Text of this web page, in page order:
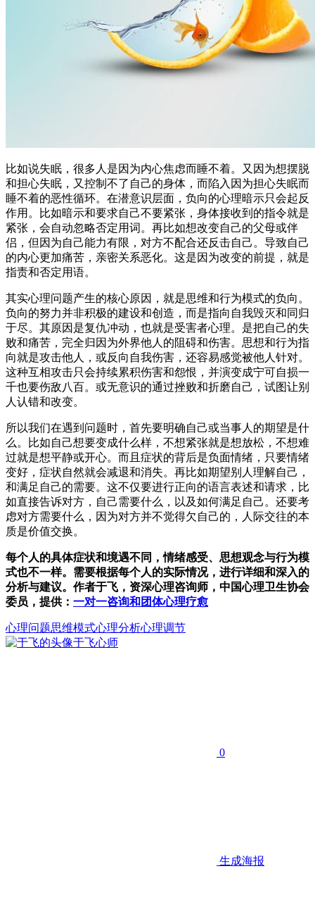
比如说失眠，很多人是因为内心焦虑而睡不着。又因为想摆脱
和担心失眠，又控制不了自己的身体，而陷入因为担心失眠而
睡不着的恶性循环。在潜意识层面，负向的心理暗示只会起反
作用。比如暗示和要求自己不要紧张，身体接收到的指令就是
紧张，会自动忽略否定用词。再比如想改变自己的父母或伴
侣，但因为自己能力有限，对方不配合还反击自己。导致自己
的内心更加痛苦，亲密关系恶化。这是因为改变的前提，就是
指责和否定用语。
其实心理问题产生的核心原因，就是思维和行为模式的负向。
负向的努力并非积极的建设和创造，而是指向自我毁灭和同归
于尽。其原因是复仇冲动，也就是受害者心理。是把自己的失
败和痛苦，完全归因为外界他人的阻碍和伤害。思想和行为指
向就是攻击他人，或反向自我伤害，还容易感觉被他人针对。
这种互相攻击只会持续累积伤害和怨恨，并演变成宁可自损一
千也要伤敌八百。或无意识的通过挫败和折磨自己，试图让别
人认错和改变。
所以我们在遇到问题时，首先要明确自己或当事人的期望是什
么。比如自己想要变成什么样，不想紧张就是想放松，不想难
过就是想平静或开心。而且症状的背后是负面情绪，只要情绪
变好，症状自然就会减退和消失。再比如期望别人理解自己，
和满足自己的需要。这不仅要进行正向的语言表述和请求，比
如直接告诉对方，自己需要什么，以及如何满足自己。还要考
虑对方需要什么，因为对方并不觉得欠自己的，人际交往的本
质是价值交换。
每个人的具体症状和境遇不同，情绪感受、思想观念与行为模
式也不一样。需要根据每个人的实际情况，进行详细和深入的
分析与建议。作者于飞，资深心理咨询师，中国心理卫生协会
委员，提供： 一对一咨询和团体心理疗愈
心理问题思维模式心理分析心理调节
于飞心师
0
生成海报